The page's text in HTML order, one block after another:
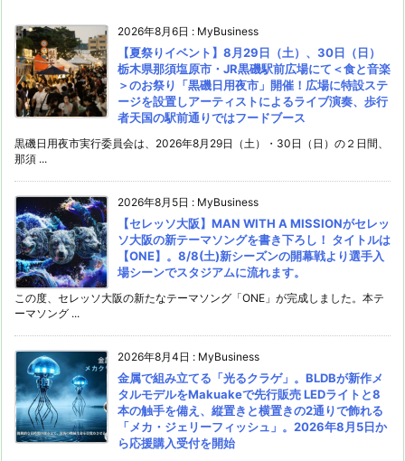
2026年8月6日 : MyBusiness
【夏祭りイベント】8月29日（土）、30日（日）
栃木県那須塩原市・JR黒磯駅前広場にて＜食と音楽
＞のお祭り「黒磯日用夜市」開催！広場に特設ステ
ージを設置しアーティストによるライブ演奏、歩行
者天国の駅前通りではフードブース
黒磯日用夜市実行委員会は、2026年8月29日（土）・30日（日）の２日間、
那須 ...
2026年8月5日 : MyBusiness
【セレッソ大阪】MAN WITH A MISSIONがセレッ
ソ大阪の新テーマソングを書き下ろし！ タイトルは
【ONE】。8/8(土)新シーズンの開幕戦より選手入
場シーンでスタジアムに流れます。
この度、セレッソ大阪の新たなテーマソング「ONE」が完成しました。本テ
ーマソング ...
2026年8月4日 : MyBusiness
金属で組み立てる「光るクラゲ」。BLDBが新作メ
タルモデルをMakuakeで先行販売 LEDライトと8
本の触手を備え、縦置きと横置きの2通りで飾れる
「メカ・ジェリーフィッシュ」。2026年8月5日か
ら応援購入受付を開始